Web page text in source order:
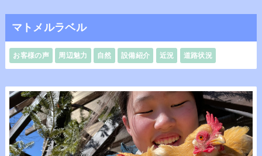
マトメルラベル
お客様の声 周辺魅力 自然 設備紹介 近況 道路状況